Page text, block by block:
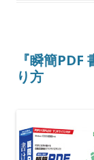
『瞬簡
り方